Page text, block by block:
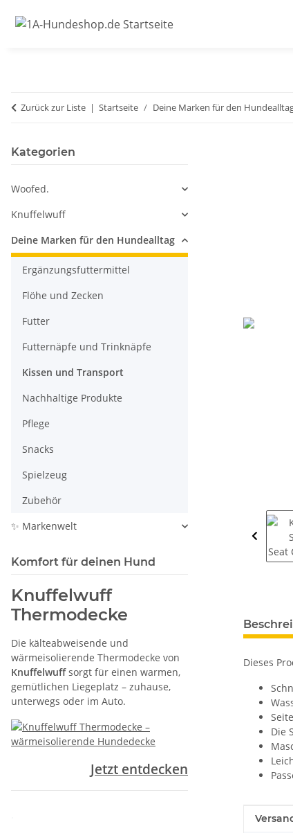
Zurück zur Liste Startseite Deine Marken für den
weitere
Dieses
Die
Wert
Kategorien
Woofed.
Knuffelwuff
Deine Marken für den Hundealltag
Ergänzungsfuttermittel
Flöhe und Zecken
Futter
Futternäpfe und Trinknäpfe
Kissen und Transport
Nachhaltige Produkte
Pflege
Snacks
Spielzeug
Zubehör
✨ Markenwelt
Komfort für deinen Hund
Knuffelwuff
Thermodecke
Die kälteabweisende und
wärmeisolierende Thermodecke von
Knuffelwuffsorgt für einen warmen,
gemütlichen Liegeplatz – zuhause,
unterwegs oder im Auto.
Jetzt entdecken